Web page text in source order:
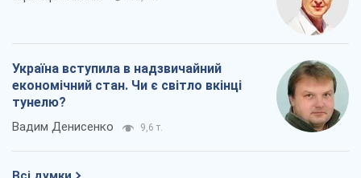
Україна вступила в надзвичайний
економічний стан. Чи є світло вкінці
тунелю?
Вадим Денисенко 9,6 т.